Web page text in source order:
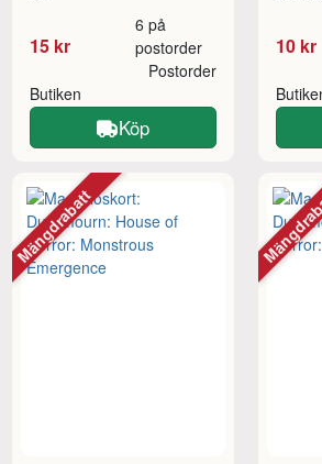
15 kr
6 på
postorder
Butiken
Postorder
Köp
10 kr
Mängdrabatt